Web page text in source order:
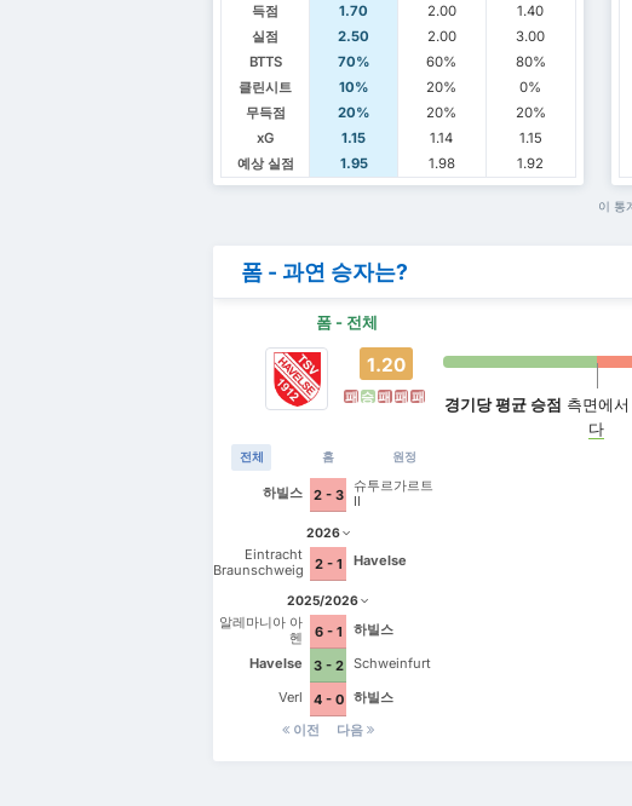
득점
1.70 2.00
1.40
실점
2.50 2.00
3.00
BTTS
70% 60%
80%
클린시트
10% 20%
0%
무득점
20% 20%
20%
xG
1.15 1.14
1.15
예상 실점
1.95 1.98 1.92
이 통
폼 - 과연 승자는?
폼 - 전체
1.20
패 승 패 패 패
전체 홈 원정
하빌스 2 - 3
슈투르가르트
II
2026
Eintracht
Braunschweig
2 - 1 Havelse
2025/2026
알레마니아 아
헨
6 - 1
하빌스
Havelse
3 - 2
Schweinfurt
Verl
4 - 0
하빌스
이전
다음
경기당 평균 승점 측면에서
다